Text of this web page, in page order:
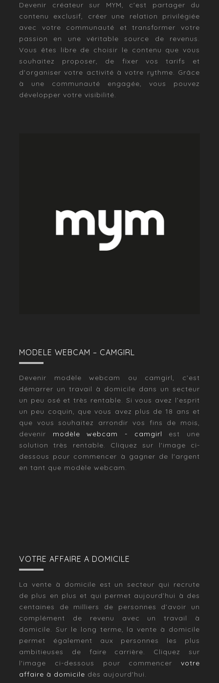
Devenir créateur sur MYM, c'est partager du
contenu exclusif, créer une relation privilégiée
avec votre communauté et transformer votre
passion en une véritable source de revenus.
Vous êtes libre de choisir le contenu que vous
souhaitez proposer, de fixer vos tarifs et
d'organiser votre activité à votre rythme. Grâce
à une communauté engagée, vous pouvez
développer votre visibilité.
MODELE WEBCAM – CAMGIRL
Devenir modèle webcam ou camgirl, c’est
démarrer un travail à domicile dans un secteur
un peu osé et très rentable. Si vous avez l’esprit
un peu coquin, que vous avez plus de 18 ans et
que vous souhaitez arrondir vos fins de mois,
devenir modèle webcam - camgirl est une
solution très rentable. Cliquez sur l'image ci-
dessous pour commencer à gagner de l'argent
en tant que modèle webcam.
VOTRE AFFAIRE A DOMICILE
La vente à domicile est un secteur qui recrute
de plus en plus et qui permet aujourd’hui à des
centaines de milliers de personnes d’avoir un
complément de revenu avec un travail à
domicile. Sur le long terme, la vente à domicile
permet également aux personnes les plus
ambitieuses de faire carrière. Cliquez sur
l'image ci-dessous pour commencer votre
affaire à domicile dès aujourd'hui.